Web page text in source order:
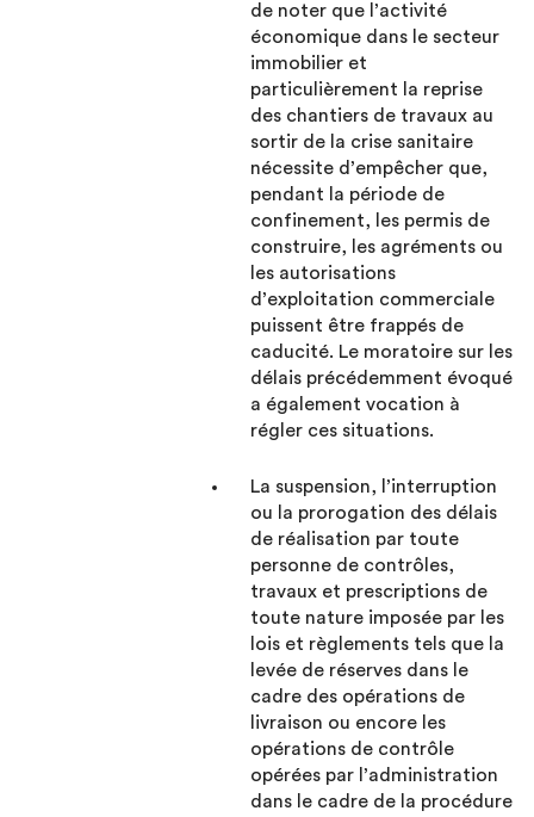
de noter que l’activité
économique dans le secteur
immobilier et
particulièrement la reprise
des chantiers de travaux au
sortir de la crise sanitaire
nécessite d’empêcher que,
pendant la période de
confinement, les permis de
construire, les agréments ou
les autorisations
d’exploitation commerciale
puissent être frappés de
caducité. Le moratoire sur les
délais précédemment évoqué
a également vocation à
régler ces situations.
La suspension, l’interruption
ou la prorogation des délais
de réalisation par toute
personne de contrôles,
travaux et prescriptions de
toute nature imposée par les
lois et règlements tels que la
levée de réserves dans le
cadre des opérations de
livraison ou encore les
opérations de contrôle
opérées par l’administration
dans le cadre de la procédure